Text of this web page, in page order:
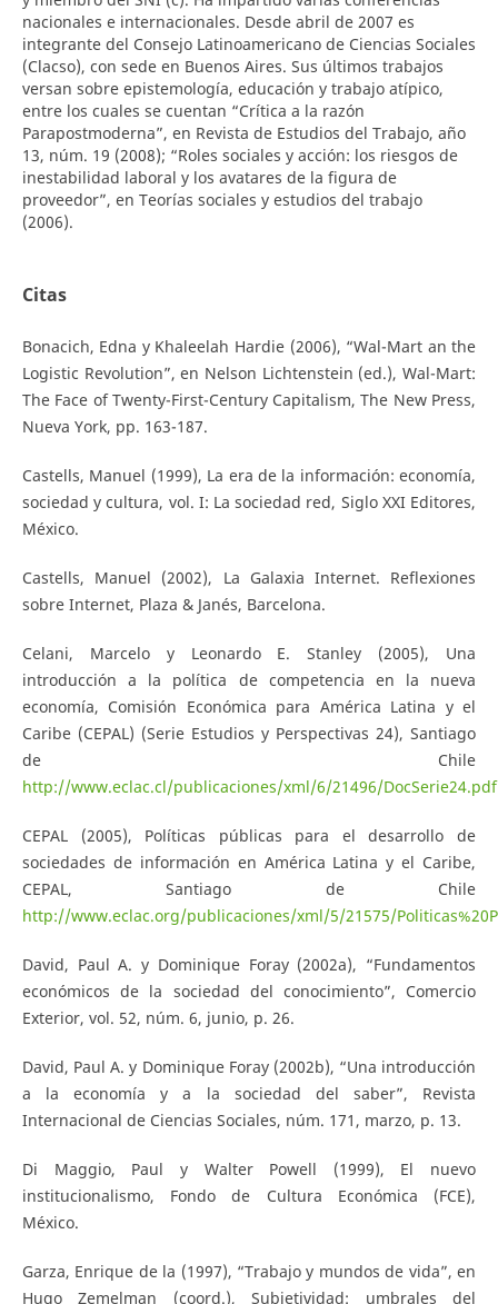
nacionales e internacionales. Desde abril de 2007 es
integrante del Consejo Latinoamericano de Ciencias Sociales
(Clacso), con sede en Buenos Aires. Sus últimos trabajos
versan sobre epistemología, educación y trabajo atípico,
entre los cuales se cuentan “Crítica a la razón
Parapostmoderna”, en Revista de Estudios del Trabajo, año
13, núm. 19 (2008); “Roles sociales y acción: los riesgos de
inestabilidad laboral y los avatares de la figura de
proveedor”, en Teorías sociales y estudios del trabajo
(2006).
Citas
Bonacich, Edna y Khaleelah Hardie (2006), “Wal-Mart an the
Logistic Revolution”, en Nelson Lichtenstein (ed.), Wal-Mart:
The Face of Twenty-First-Century Capitalism, The New Press,
Nueva York, pp. 163-187.
Castells, Manuel (1999), La era de la información: economía,
sociedad y cultura, vol. I: La sociedad red, Siglo XXI Editores,
México.
Castells, Manuel (2002), La Galaxia Internet. Reflexiones
sobre Internet, Plaza & Janés, Barcelona.
Celani, Marcelo y Leonardo E. Stanley (2005), Una
introducción a la política de competencia en la nueva
economía, Comisión Económica para América Latina y el
Caribe (CEPAL) (Serie Estudios y Perspectivas 24), Santiago
de Chile
http://www.eclac.cl/publicaciones/xml/6/21496/DocSerie24.pdf
CEPAL (2005), Políticas públicas para el desarrollo de
sociedades de información en América Latina y el Caribe,
CEPAL, Santiago de Chile
http://www.eclac.org/publicaciones/xml/5/21575/
David, Paul A. y Dominique Foray (2002a), “Fundamentos
económicos de la sociedad del conocimiento”, Comercio
Exterior, vol. 52, núm. 6, junio, p. 26.
David, Paul A. y Dominique Foray (2002b), “Una introducción
a la economía y a la sociedad del saber”, Revista
Internacional de Ciencias Sociales, núm. 171, marzo, p. 13.
Di Maggio, Paul y Walter Powell (1999), El nuevo
institucionalismo, Fondo de Cultura Económica (FCE),
México.
Garza, Enrique de la (1997), “Trabajo y mundos de vida”, en
Hugo Zemelman (coord.), Subjetividad: umbrales del